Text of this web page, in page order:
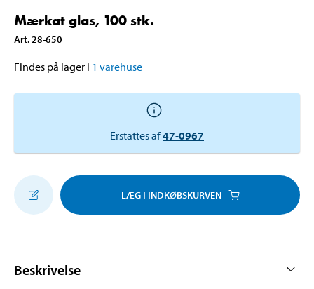
Mærkat glas, 100 stk.
Art. 28-650
Findes på lager i 1 varehuse
Erstattes af47-0967
LÆG I INDKØBSKURVEN
Beskrivelse